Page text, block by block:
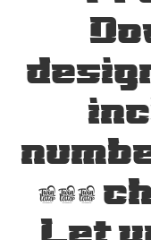
383